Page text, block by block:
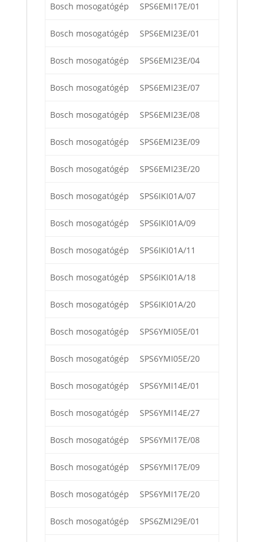
Bosch mosogatógép SPS6EMI17E/01
Bosch mosogatógép SPS6EMI23E/01
Bosch mosogatógép SPS6EMI23E/04
Bosch mosogatógép SPS6EMI23E/07
Bosch mosogatógép SPS6EMI23E/08
Bosch mosogatógép SPS6EMI23E/09
Bosch mosogatógép SPS6EMI23E/20
Bosch mosogatógép SPS6IKI01A/07
Bosch mosogatógép SPS6IKI01A/09
Bosch mosogatógép SPS6IKI01A/11
Bosch mosogatógép SPS6IKI01A/18
Bosch mosogatógép SPS6IKI01A/20
Bosch mosogatógép SPS6YMI05E/01
Bosch mosogatógép SPS6YMI05E/20
Bosch mosogatógép SPS6YMI14E/01
Bosch mosogatógép SPS6YMI14E/27
Bosch mosogatógép SPS6YMI17E/08
Bosch mosogatógép SPS6YMI17E/09
Bosch mosogatógép SPS6YMI17E/20
Bosch mosogatógép SPS6ZMI29E/01